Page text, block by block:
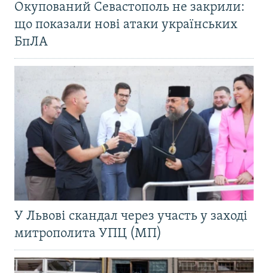
Окупований Севастополь не закрили:
що показали нові атаки українських
БпЛА
У Львові скандал через участь у заході
митрополита УПЦ (МП)